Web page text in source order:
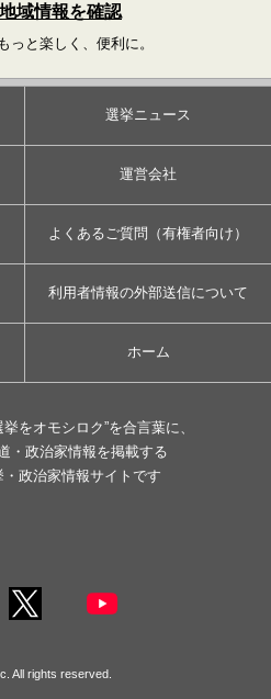
域情報を確認
っと楽しく、便利に。
選挙ニュース
運営会社
よくあるご質問（有権者向け）
利用者情報の外部送信について
ホーム
をオモシロク”を合言葉に、
・政治家情報を掲載する
・政治家情報サイトです
All rights reserved.